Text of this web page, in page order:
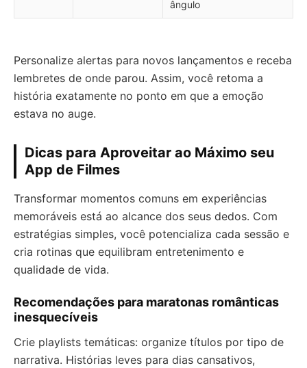
ângulo
Personalize alertas para novos lançamentos e receba
lembretes de onde parou. Assim, você retoma a
história exatamente no ponto em que a emoção
estava no auge.
Dicas para Aproveitar ao Máximo seu
App de Filmes
Transformar momentos comuns em experiências
memoráveis está ao alcance dos seus dedos. Com
estratégias simples, você potencializa cada sessão e
cria rotinas que equilibram entretenimento e
qualidade de vida.
Recomendações para maratonas românticas
inesquecíveis
Crie playlists temáticas: organize títulos por tipo de
narrativa. Histórias leves para dias cansativos,